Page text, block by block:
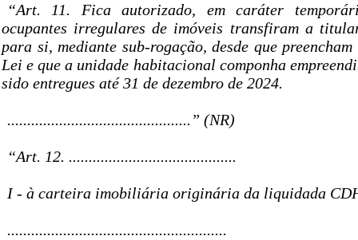
“Art. 11. Fica autorizado, em caráter
ocupantes irregulares de imóveis transfiram a
para si, mediante sub-rogação, desde que
Lei e que a unidade habitacional componha
sido entregues até 31 de dezembro de 2024.
..............................................” (NR)
“Art. 12. ..........................................
I - à carteira imobiliária originária da liquidada
.......................................................